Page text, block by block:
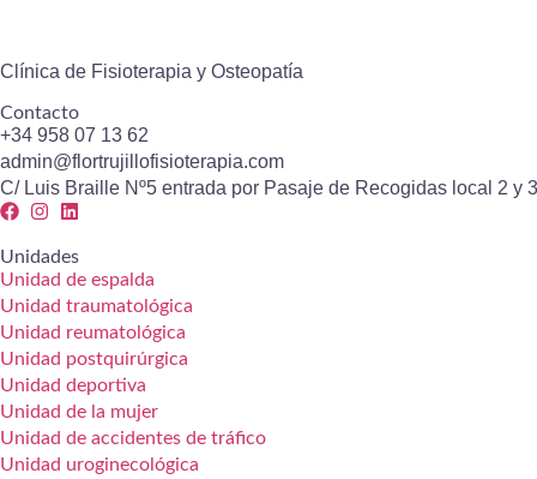
para
Fisioterapia
Pediátrica
Contacto
Blog
Clínica de Fisioterapia y Osteopatía
Contacto
+34 958 07 13 62
admin@flortrujillofisioterapia.com
C/ Luis Braille Nº5 entrada por Pasaje de Recogidas local 2 y
Unidades
Unidad de espalda
Unidad traumatológica
Unidad reumatológica
Unidad postquirúrgica
Unidad deportiva
Unidad de la mujer
Unidad de accidentes de tráfico
Unidad uroginecológica